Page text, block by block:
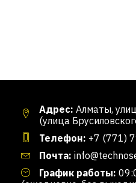
Адрес: Алматы,
(улица
Телефон: +7 (771)
Почта:
График работы: